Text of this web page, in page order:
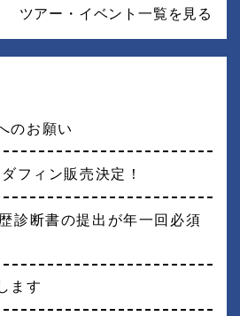
ツアー・イベント一覧を見る
のお願い
フィン販売決定！
診断書の提出が年一回必須
ます